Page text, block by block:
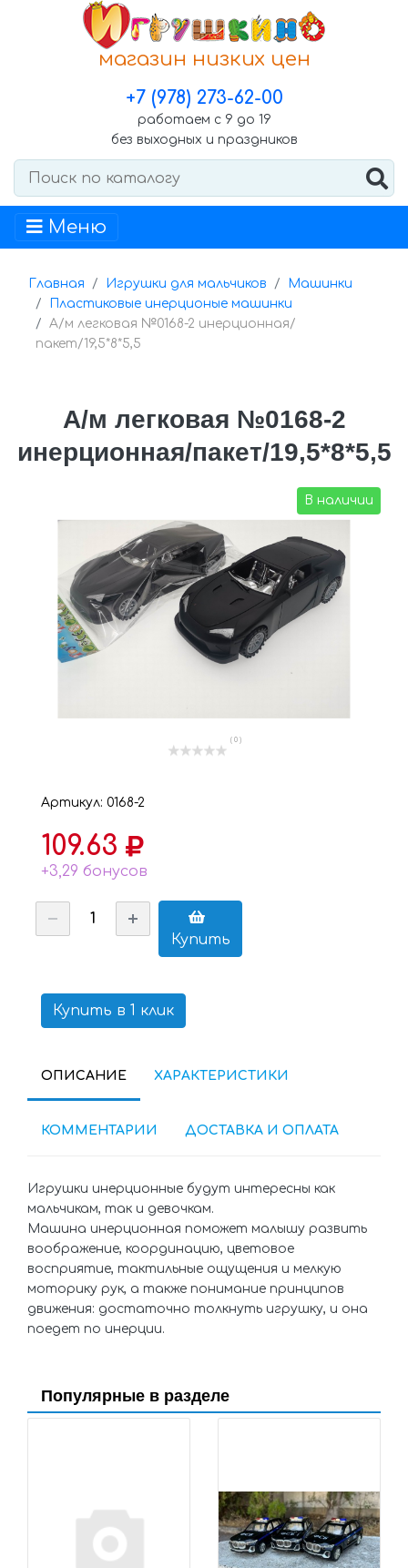
магазин низких цен
+7 (978) 273-62-00
работаем с 9 до 19
без выходных и праздников
Меню
Главная Игрушки для мальчиков
Машинки
Пластиковые инерционые машинки
А/м легковая №0168-2 инерционная/
пакет/19,5*8*5,5
А/м легковая №0168-2
инерционная/пакет/19,5*8*5,5
В наличии
( 0 )
Артикул: 0168-2
109.63
+3,29 бонусов
Купить
Купить в 1 клик
ОПИСАНИЕ ХАРАКТЕРИСТИКИ
КОММЕНТАРИИ ДОСТАВКА И ОПЛАТА
Игрушки инерционные будут интересны как
мальчикам, так и девочкам.
Машина инерционная поможет малышу развить
воображение, координацию, цветовое
восприятие, тактильные ощущения и мелкую
моторику рук, а также понимание принципов
движения: достаточно толкнуть игрушку, и она
поедет по инерции.
Популярные в разделе